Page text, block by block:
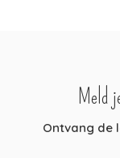
Meld
Ontvang de